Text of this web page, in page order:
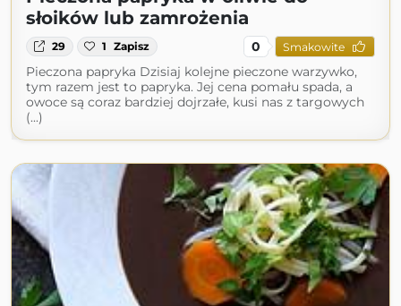
słoików lub zamrożenia
29 1 Zapisz 0 Smakowite
Pieczona papryka Dzisiaj kolejne pieczone warzywko,
tym razem jest to papryka. Jej cena pomału spada, a
owoce są coraz bardziej dojrzałe, kusi nas z targowych
(...)